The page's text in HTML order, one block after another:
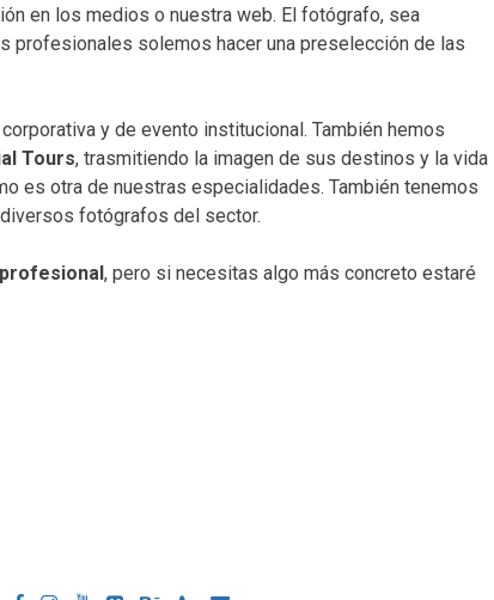
en los medios o nuestra web. El fotógrafo, sea
profesionales solemos hacer una preselección de las
y de evento institucional. También hemos
Tours, trasmitiendo la imagen de sus destinos y la vida
es otra de nuestras especialidades. También tenemos
fotógrafos del sector.
, pero si necesitas algo más concreto estaré